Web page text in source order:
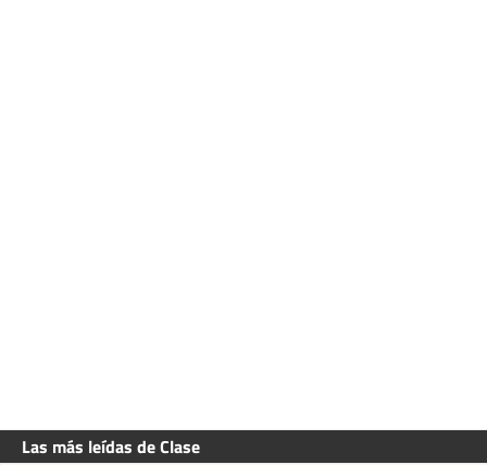
Las más leídas de Clase